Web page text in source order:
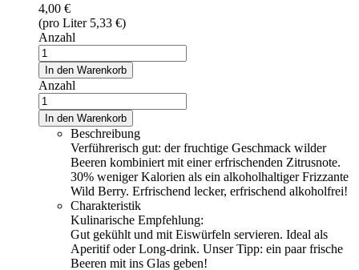
4,00 €
(pro Liter 5,33 €)
Anzahl
In den Warenkorb
Anzahl
In den Warenkorb
Beschreibung
Verführerisch gut: der fruchtige Geschmack wilder
Beeren kombiniert mit einer erfrischenden Zitrusnote.
30% weniger Kalorien als ein alkoholhaltiger Frizzante
Wild Berry. Erfrischend lecker, erfrischend alkoholfrei!
Charakteristik
Kulinarische Empfehlung:
Gut gekühlt und mit Eiswürfeln servieren. Ideal als
Aperitif oder Long-drink. Unser Tipp: ein paar frische
Beeren mit ins Glas geben!